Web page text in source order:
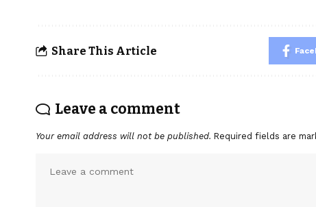
Share This Article
Leave a comment
Your email address will not be published. Required fields are